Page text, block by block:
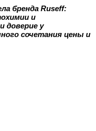
бренда Ruseff:
и
доверие у
сочетания цены и